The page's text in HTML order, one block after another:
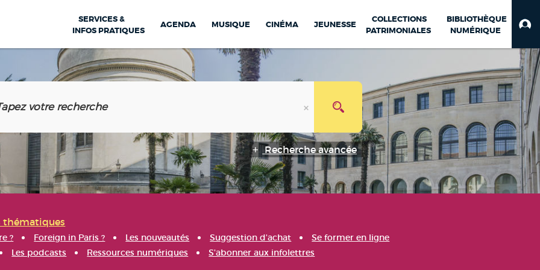
SERVICES &
INFOS PRATIQUES
AGENDA MUSIQUE CINÉMA JEUNESSE
COLLECTIONS
PATRIMONIALES
BIBLIOTHÈQUE
NUMÉRIQUE
Recherche avancée
thématiques
? Foreign in Paris ? Les nouveautés Suggestion d'achat
Se former en ligne
Les podcasts Ressources numériques S'abonner aux infolettres